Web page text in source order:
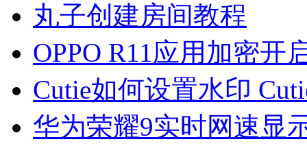
丸子创建房间教程
OPPO R11应用加密开
Cutie如何设置水印
华为荣耀9实时网速显